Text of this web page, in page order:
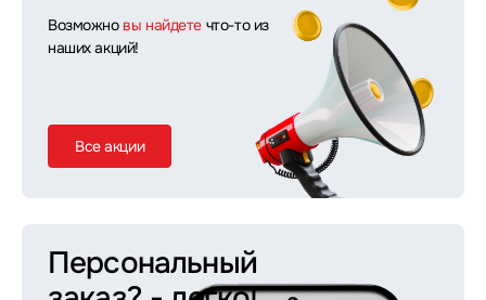
Возможно вы найдете что-то из
наших акций!
Все акции
Персональный